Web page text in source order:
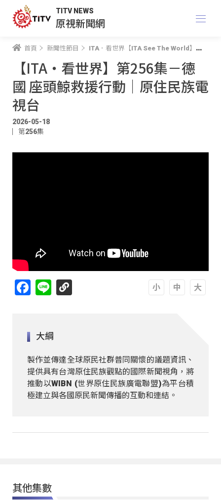
TITV NEWS
原視新聞網
首頁 新聞性節目 ITA．看世界【ITA See The World】
【ITA・看世界】第256集－德
國 座頭鯨救援行動｜原住民族電
視台
2026-05-18
第256集
Facebook
Line
大綱
製作並傳達全球原民社群普同關懷的議題資訊、
提供具有台灣原住民族觀點的國際新聞視角，將
推動以WIBN (世界原住民族廣電聯盟)為平台積
極建立與各國原民新聞傳播的互動和連結。
其他集數